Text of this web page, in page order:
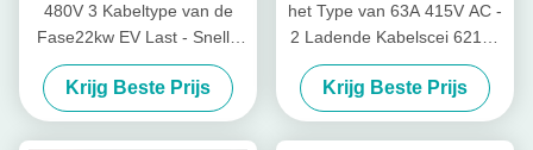
480V 3 Kabeltype van de
Fase22kw EV Last - Snelle
het Laden 2 Vrouwelijke Stop
Krijg Beste Prijs
het Type van 63A 415V AC -
2 Ladende Kabelscei 62196
van EV snel het Laden Stop
Krijg Beste Prijs